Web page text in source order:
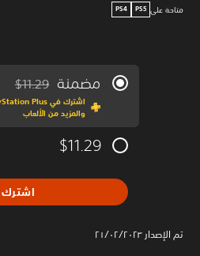
متاحة على PS5
PS4
مضمنة مخصوم من
$11.29
والمزيد من الألعاب
$11.29
اشترك
تم الإصدار ٢١/٠٢/٢٠٢٣